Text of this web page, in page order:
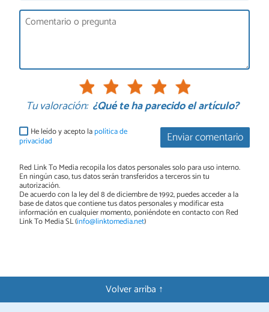
Tu valoración: ¿Qué te ha parecido el artículo?
Enviar comentario
He leído y acepto lapolítica de
privacidad
Red Link To Media recopila los datos personales solo para uso interno.
En ningún caso, tus datos serán transferidos a terceros sin tu
autorización.
De acuerdo con la ley del 8 de diciembre de 1992, puedes acceder a la
base de datos que contiene tus datos personales y modificar esta
información en cualquier momento, poniéndote en contacto con Red
Link To Media SL (info@linktomedia.net)
Volver arriba ↑